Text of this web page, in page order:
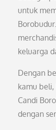
untuk
keluarga
Dengan
kamu
Candi
dengan